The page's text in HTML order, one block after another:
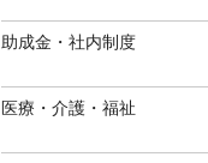
助成金・社内制度
医療・介護・福祉